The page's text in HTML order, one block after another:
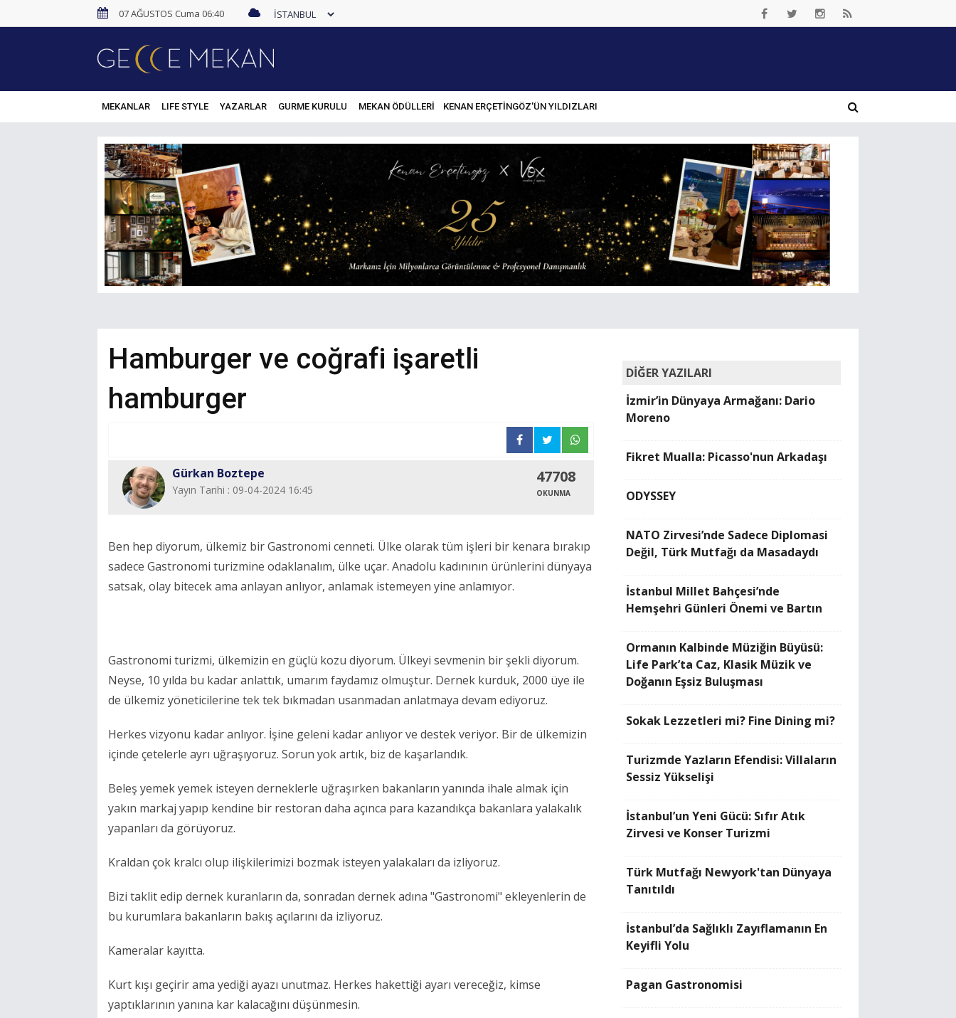
07 AĞUSTOS Cuma 06:40
MEKANLAR LIFE STYLE YAZARLAR GURME KURULU MEKAN ÖDÜLLERİ KENAN ERÇETINGÖZ'ÜN YILDIZLARI
Hamburger ve coğrafi işaretli
hamburger
Gürkan Boztepe
Yayın Tarihi : 09-04-2024 16:45
47708
OKUNMA
Ben hep diyorum, ülkemiz bir Gastronomi cenneti. Ülke olarak tüm işleri bir kenara bırakıp
sadece Gastronomi turizmine odaklanalım, ülke uçar. Anadolu kadınının ürünlerini dünyaya
satsak, olay bitecek ama anlayan anlıyor, anlamak istemeyen yine anlamıyor.
Gastronomi turizmi, ülkemizin en güçlü kozu diyorum. Ülkeyi sevmenin bir şekli diyorum.
Neyse, 10 yılda bu kadar anlattık, umarım faydamız olmuştur. Dernek kurduk, 2000 üye ile
de ülkemiz yöneticilerine tek tek bıkmadan usanmadan anlatmaya devam ediyoruz.
Herkes vizyonu kadar anlıyor. İşine geleni kadar anlıyor ve destek veriyor. Bir de ülkemizin
içinde çetelerle ayrı uğraşıyoruz. Sorun yok artık, biz de kaşarlandık.
Beleş yemek yemek isteyen derneklerle uğraşırken bakanların yanında ihale almak için
yakın markaj yapıp kendine bir restoran daha açınca para kazandıkça bakanlara yalakalık
yapanları da görüyoruz.
Kraldan çok kralcı olup ilişkilerimizi bozmak isteyen yalakaları da izliyoruz.
Bizi taklit edip dernek kuranların da, sonradan dernek adına "Gastronomi" ekleyenlerin de
bu kurumlara bakanların bakış açılarını da izliyoruz.
Kameralar kayıtta.
Kurt kışı geçirir ama yediği ayazı unutmaz. Herkes hakettiği ayarı vereceğiz, kimse
yaptıklarının yanına kar kalacağını düşünmesin.
DİĞER YAZILARI
İzmir’in Dünyaya Armağanı: Dario
Moreno
Fikret Mualla: Picasso'nun Arkadaşı
ODYSSEY
NATO Zirvesi’nde Sadece Diplomasi
Değil, Türk Mutfağı da Masadaydı
İstanbul Millet Bahçesi’nde
Hemşehri Günleri Önemi ve Bartın
Ormanın Kalbinde Müziğin Büyüsü:
Life Park’ta Caz, Klasik Müzik ve
Doğanın Eşsiz Buluşması
Sokak Lezzetleri mi? Fine Dining mi?
Turizmde Yazların Efendisi: Villaların
Sessiz Yükselişi
İstanbul’un Yeni Gücü: Sıfır Atık
Zirvesi ve Konser Turizmi
Türk Mutfağı Newyork'tan Dünyaya
Tanıtıldı
İstanbul’da Sağlıklı Zayıflamanın En
Keyifli Yolu
Pagan Gastronomisi